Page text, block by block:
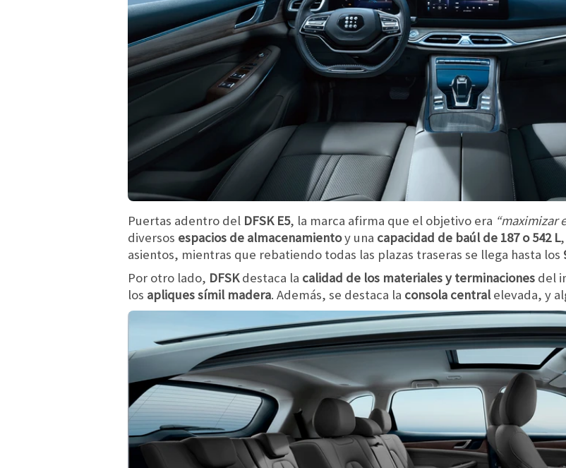
Puertas adentro del DFSK E5, la marca afirma que el objetivo era “maximizar
diversos espacios de almacenamientoy una capacidad de baúl de 187 o 542 L
asientos, mientras que rebatiendo todas las plazas traseras se llega hasta los
Por otro lado, DFSKdestaca la calidad de los materiales y terminaciones del
los apliques símil madera. Además, se destaca la consola centralelevada, y